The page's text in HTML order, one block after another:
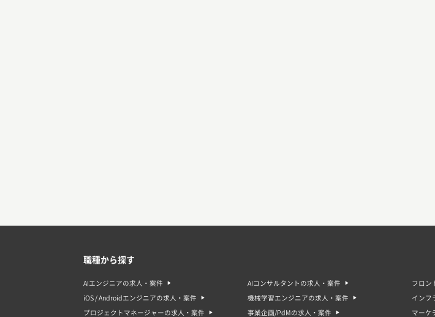
職種から探す
AIエンジニアの求人・案件 AIコンサルタントの求人・案件 フロン
iOS / Androidエンジニアの求人・案件 機械学習エンジニアの求人・案件 インフ
プロジェクトマネージャーの求人・案件 事業企画/PdMの求人・案件 マーケ